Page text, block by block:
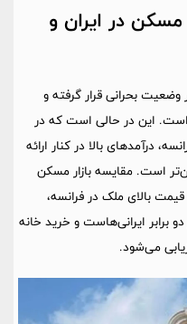
در ایران و
بحرانی قرار گرفته و
است. این در حالی است که در
درآمدهای بالا در کنار ارائه
است. مقایسه بازار مسکن
بالای ملک در فرانسه،
ایرانی‌هاست و خرید خانه